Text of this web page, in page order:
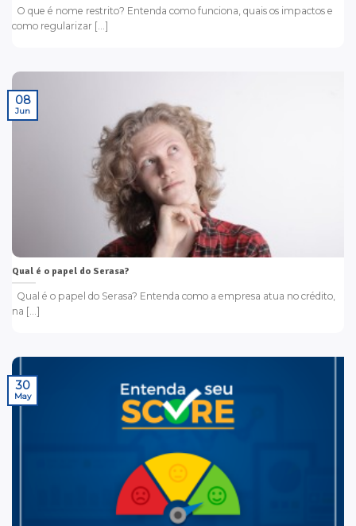
O que é nome restrito? Entenda como funciona, quais os impactos e
como regularizar [...]
Qual é o papel do Serasa?
Qual é o papel do Serasa? Entenda como a empresa atua no crédito,
na [...]
08
Jun
30
May